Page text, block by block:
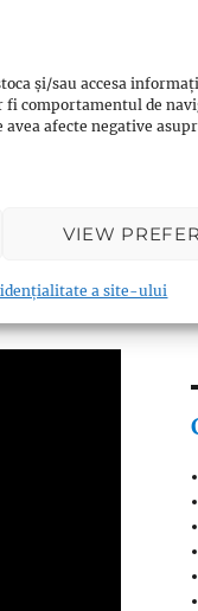
și/sau accesa
fi comportamentul de
afecte negative
VIEW
a site-ului